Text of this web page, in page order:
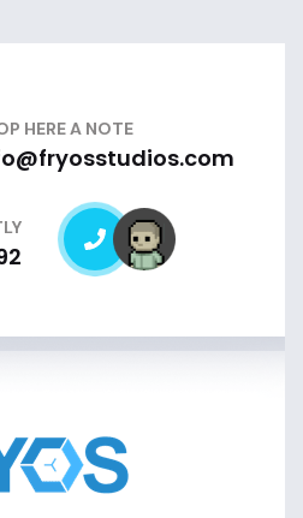
HERE A NOTE